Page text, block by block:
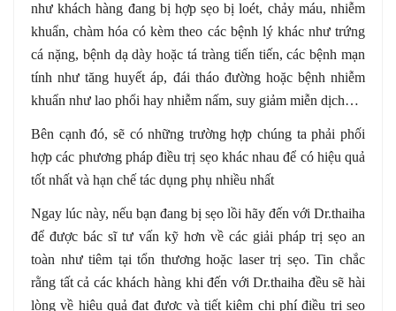
như khách hàng đang bị hợp sẹo bị loét, chảy máu, nhiễm
khuẩn, chàm hóa có kèm theo các bệnh lý khác như trứng
cá nặng, bệnh dạ dày hoặc tá tràng tiến tiến, các bệnh mạn
tính như tăng huyết áp, đái tháo đường hoặc bệnh nhiễm
khuẩn như lao phổi hay nhiễm nấm, suy giảm miễn dịch…
Bên cạnh đó, sẽ có những trường hợp chúng ta phải phối
hợp các phương pháp điều trị sẹo khác nhau để có hiệu quả
tốt nhất và hạn chế tác dụng phụ nhiều nhất
Ngay lúc này, nếu bạn đang bị sẹo lồi hãy đến với Dr.thaiha
để được bác sĩ tư vấn kỹ hơn về các giải pháp trị sẹo an
toàn như tiêm tại tổn thương hoặc laser trị sẹo. Tin chắc
rằng tất cả các khách hàng khi đến với Dr.thaiha đều sẽ hài
lòng về hiệu quả đạt được và tiết kiệm chi phí điều trị sẹo